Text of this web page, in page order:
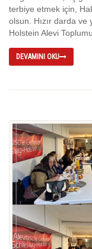
terbiye etmek için,
olsun. Hızır darda ve
Holstein Alevi
DEVAMINI OKU